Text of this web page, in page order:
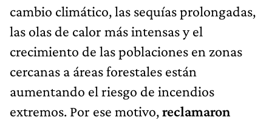
cambio climático, las sequías prolongadas,
las olas de calor más intensas y el
crecimiento de las poblaciones en zonas
cercanas a áreas forestales están
aumentando el riesgo de incendios
extremos. Por ese motivo,reclamaron